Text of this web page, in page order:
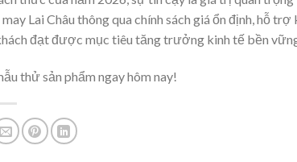
Lai Châu thông qua chính sách giá ổn định, hỗ trợ
đạt được mục tiêu tăng trưởng kinh tế bền
thử sản phẩm ngay hôm nay!